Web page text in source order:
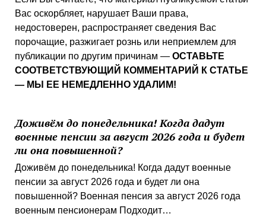
Вас оскорбляет, нарушает Ваши права,
недостоверен, распространяет сведения Вас
порочащие, разжигает рознь или неприемлем для
публикации по другим причинам — ОСТАВЬТЕ
СООТВЕТСТВУЮЩИЙ КОММЕНТАРИЙ К СТАТЬЕ
— МЫ ЕЕ НЕМЕДЛЕННО УДАЛИМ!
Доживём до понедельника! Когда дадут
военные пенсии за август 2026 года и будет
ли она повышенной?
Доживём до понедельника! Когда дадут военные
пенсии за август 2026 года и будет ли она
повышенной? Военная пенсия за август 2026 года
военным пенсионерам Подходит…